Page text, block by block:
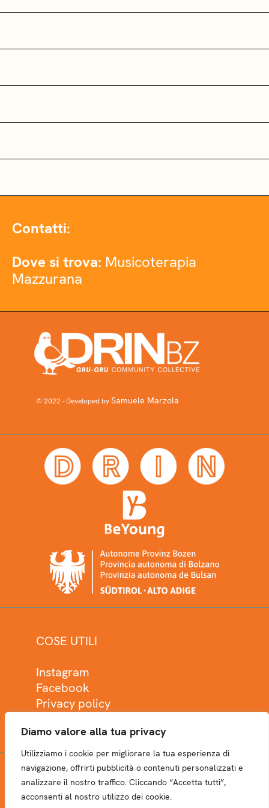
Diamo valore alla tua privacy
Utilizziamo i cookie per migliorare la tua esperienza di
navigazione, offrirti pubblicità o contenuti personalizzati e
analizzare il nostro traffico. Cliccando “Accetta tutti”,
acconsenti al nostro utilizzo dei cookie.
Contatti:
Dove si trova: Musicoterapia
Mazzurana
© 2022 - Developed bySamuele Marzola
COSE UTILI
Instagram
Facebook
Privacy policy
NEWSLETTER